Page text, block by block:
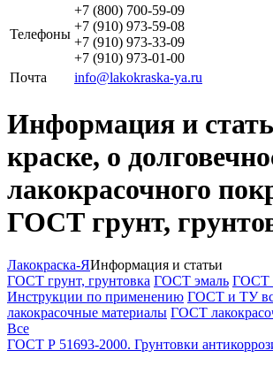
Телефоны
+7 (800) 700-59-09
+7 (910) 973-59-08
+7 (910) 973-33-09
+7 (910) 973-01-00
Почта
info@lakokraska-ya.ru
Информация и
краске, о
лакокрасочного
ГОСТ грунт,
Лакокраска-ЯИнформация и статьи
ГОСТ грунт, грунтовка ГОСТ эмаль ГОСТ
Инструкции по применению ГОСТ и ТУ
лакокрасочные материалы ГОСТ
Все
ГОСТ Р 51693-2000. Грунтовки